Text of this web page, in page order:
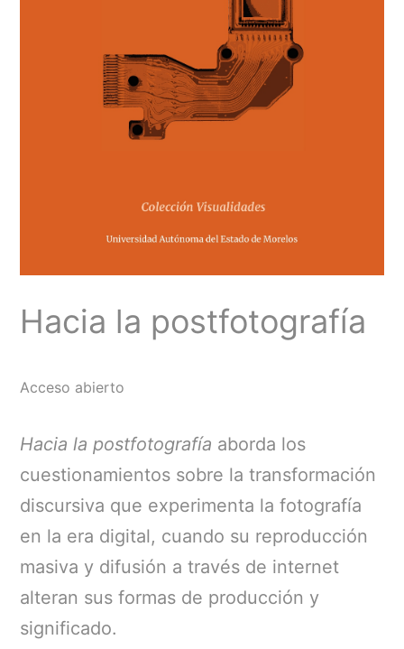
Hacia la postfotografía
Acceso abierto
Hacia la postfotografía aborda los
cuestionamientos sobre la transformación
discursiva que experimenta la fotografía
en la era digital, cuando su reproducción
masiva y difusión a través de internet
alteran sus formas de producción y
significado.